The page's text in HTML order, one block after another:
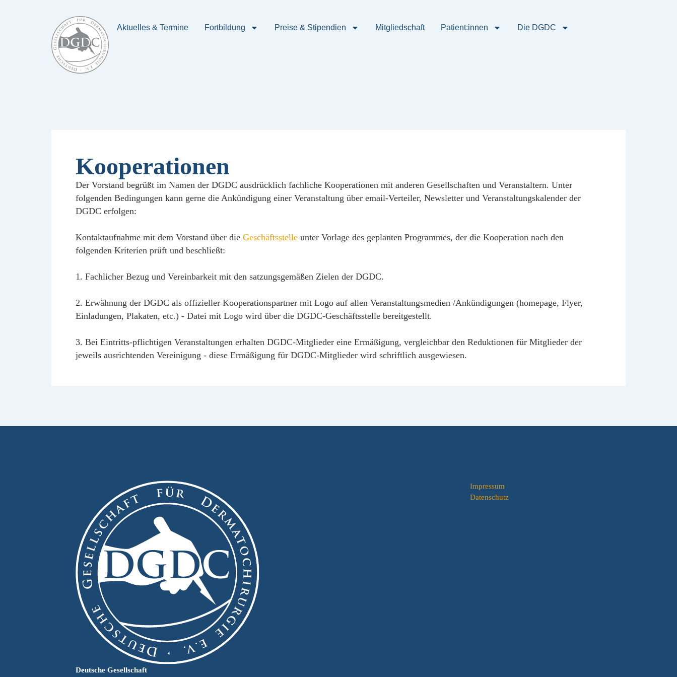
Aktuelles & Termine Fortbildung Preise & Stipendien Mitgliedschaft Patient:innen Die DGDC
Kooperationen
Der Vorstand begrüßt im Namen der DGDC ausdrücklich fachliche Kooperationen mit anderen Gesellschaften und Veranstaltern. Unter
folgenden Bedingungen kann gerne die Ankündigung einer Veranstaltung über email-Verteiler, Newsletter und Veranstaltungskalender der
DGDC erfolgen:
Kontaktaufnahme mit dem Vorstand über die Geschäftsstelle unter Vorlage des geplanten Programmes, der die Kooperation nach den
folgenden Kriterien prüft und beschließt:
1. Fachlicher Bezug und Vereinbarkeit mit den satzungsgemäßen Zielen der DGDC.
2. Erwähnung der DGDC als offizieller Kooperationspartner mit Logo auf allen Veranstaltungsmedien /Ankündigungen (homepage, Flyer,
Einladungen, Plakaten, etc.) - Datei mit Logo wird über die DGDC-Geschäftsstelle bereitgestellt.
3. Bei Eintritts-pflichtigen Veranstaltungen erhalten DGDC-Mitglieder eine Ermäßigung, vergleichbar den Reduktionen für Mitglieder der
jeweils ausrichtenden Vereinigung - diese Ermäßigung für DGDC-Mitglieder wird schriftlich ausgewiesen.
Deutsche Gesellschaft
Impressum
Datenschutz